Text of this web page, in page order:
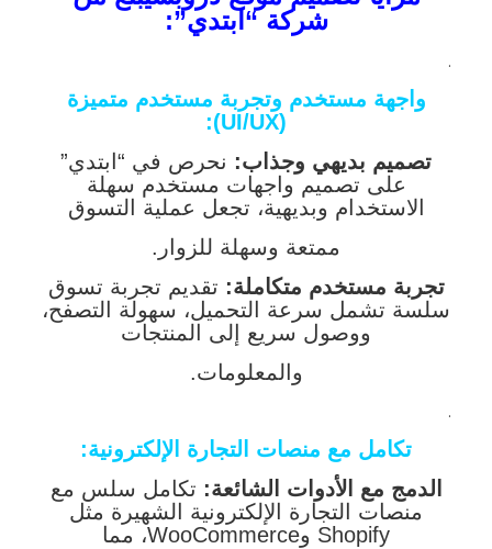
شركة “ابتدي”:
.
واجهة مستخدم وتجربة مستخدم متميزة
(UI/UX):
تصميم بديهي وجذاب: نحرص في “ابتدي”
على تصميم واجهات مستخدم سهلة
الاستخدام وبديهية، تجعل عملية التسوق
ممتعة وسهلة للزوار.
تجربة مستخدم متكاملة: تقديم تجربة تسوق
سلسة تشمل سرعة التحميل، سهولة التصفح،
ووصول سريع إلى المنتجات
والمعلومات.
.
تكامل مع منصات التجارة الإلكترونية:
الدمج مع الأدوات الشائعة: تكامل سلس مع
منصات التجارة الإلكترونية الشهيرة مثل
Shopify وWooCommerce، مما